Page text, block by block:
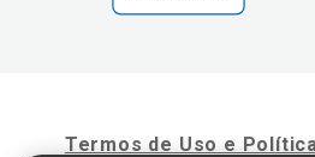
Termos de Uso e